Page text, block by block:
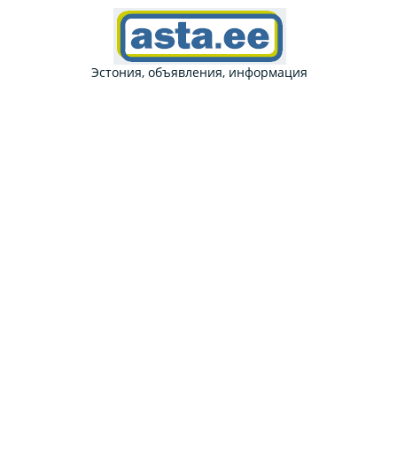
Эстония, объявления, информация